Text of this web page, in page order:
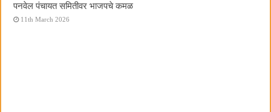
पनवेल पंचायत समितीवर भाजपचे कमळ
11th March 2026